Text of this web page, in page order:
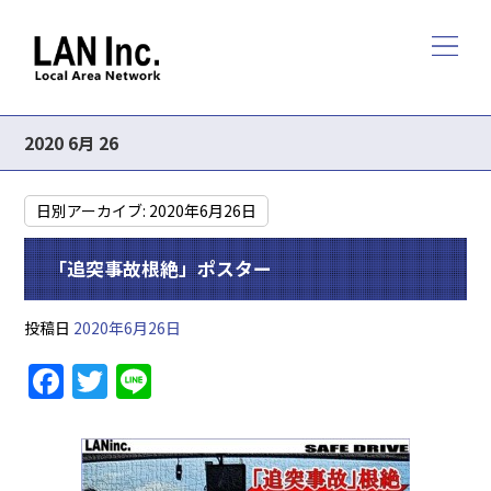
2020 6月 26
日別アーカイブ: 2020年6月26日
「追突事故根絶」ポスター
投稿日 2020年6月26日
F
a
c
T
w
itte